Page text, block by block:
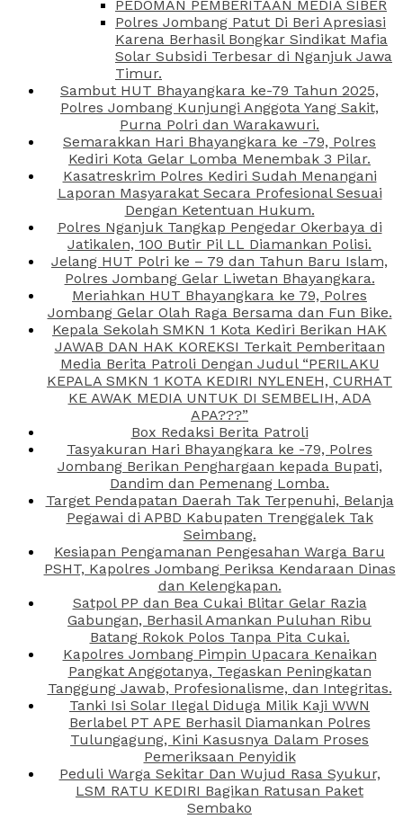
PEDOMAN PEMBERITAAN MEDIA SIBER
Polres Jombang Patut Di Beri Apresiasi
Karena Berhasil Bongkar Sindikat Mafia
Solar Subsidi Terbesar di Nganjuk Jawa
Timur.
Sambut HUT Bhayangkara ke-79 Tahun 2025,
Polres Jombang Kunjungi Anggota Yang Sakit,
Purna Polri dan Warakawuri.
Semarakkan Hari Bhayangkara ke -79, Polres
Kediri Kota Gelar Lomba Menembak 3 Pilar.
Kasatreskrim Polres Kediri Sudah Menangani
Laporan Masyarakat Secara Profesional Sesuai
Dengan Ketentuan Hukum.
Polres Nganjuk Tangkap Pengedar Okerbaya di
Jatikalen, 100 Butir Pil LL Diamankan Polisi.
Jelang HUT Polri ke – 79 dan Tahun Baru Islam,
Polres Jombang Gelar Liwetan Bhayangkara.
Meriahkan HUT Bhayangkara ke 79, Polres
Jombang Gelar Olah Raga Bersama dan Fun Bike.
Kepala Sekolah SMKN 1 Kota Kediri Berikan HAK
JAWAB DAN HAK KOREKSI Terkait Pemberitaan
Media Berita Patroli Dengan Judul “PERILAKU
KEPALA SMKN 1 KOTA KEDIRI NYLENEH, CURHAT
KE AWAK MEDIA UNTUK DI SEMBELIH, ADA
APA???”
Box Redaksi Berita Patroli
Tasyakuran Hari Bhayangkara ke -79, Polres
Jombang Berikan Penghargaan kepada Bupati,
Dandim dan Pemenang Lomba.
Target Pendapatan Daerah Tak Terpenuhi, Belanja
Pegawai di APBD Kabupaten Trenggalek Tak
Seimbang.
Kesiapan Pengamanan Pengesahan Warga Baru
PSHT, Kapolres Jombang Periksa Kendaraan Dinas
dan Kelengkapan.
Satpol PP dan Bea Cukai Blitar Gelar Razia
Gabungan, Berhasil Amankan Puluhan Ribu
Batang Rokok Polos Tanpa Pita Cukai.
Kapolres Jombang Pimpin Upacara Kenaikan
Pangkat Anggotanya, Tegaskan Peningkatan
Tanggung Jawab, Profesionalisme, dan Integritas.
Tanki Isi Solar Ilegal Diduga Milik Kaji WWN
Berlabel PT APE Berhasil Diamankan Polres
Tulungagung, Kini Kasusnya Dalam Proses
Pemeriksaan Penyidik
Peduli Warga Sekitar Dan Wujud Rasa Syukur,
LSM RATU KEDIRI Bagikan Ratusan Paket
Sembako